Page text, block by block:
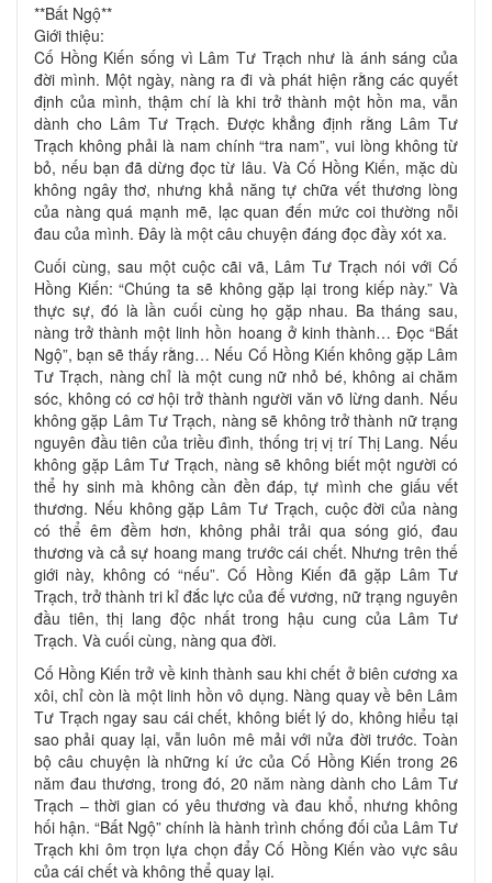
**Bất Ngộ**
Giới thiệu:
Cố Hồng Kiến sống vì Lâm Tư Trạch như là ánh sáng của
đời mình. Một ngày, nàng ra đi và phát hiện rằng các quyết
định của mình, thậm chí là khi trở thành một hồn ma, vẫn
dành cho Lâm Tư Trạch. Được khẳng định rằng Lâm Tư
Trạch không phải là nam chính “tra nam”, vui lòng không từ
bỏ, nếu bạn đã dừng đọc từ lâu. Và Cố Hồng Kiến, mặc dù
không ngây thơ, nhưng khả năng tự chữa vết thương lòng
của nàng quá mạnh mẽ, lạc quan đến mức coi thường nỗi
đau của mình. Đây là một câu chuyện đáng đọc đầy xót xa.
Cuối cùng, sau một cuộc cãi vã, Lâm Tư Trạch nói với Cố
Hồng Kiến: “Chúng ta sẽ không gặp lại trong kiếp này.” Và
thực sự, đó là lần cuối cùng họ gặp nhau. Ba tháng sau,
nàng trở thành một linh hồn hoang ở kinh thành… Đọc “Bất
Ngộ”, bạn sẽ thấy rằng… Nếu Cố Hồng Kiến không gặp Lâm
Tư Trạch, nàng chỉ là một cung nữ nhỏ bé, không ai chăm
sóc, không có cơ hội trở thành người văn võ lừng danh. Nếu
không gặp Lâm Tư Trạch, nàng sẽ không trở thành nữ trạng
nguyên đầu tiên của triều đình, thống trị vị trí Thị Lang. Nếu
không gặp Lâm Tư Trạch, nàng sẽ không biết một người có
thể hy sinh mà không cần đền đáp, tự mình che giấu vết
thương. Nếu không gặp Lâm Tư Trạch, cuộc đời của nàng
có thể êm đềm hơn, không phải trải qua sóng gió, đau
thương và cả sự hoang mang trước cái chết. Nhưng trên thế
giới này, không có “nếu”. Cố Hồng Kiến đã gặp Lâm Tư
Trạch, trở thành tri kỉ đắc lực của đế vương, nữ trạng nguyên
đầu tiên, thị lang độc nhất trong hậu cung của Lâm Tư
Trạch. Và cuối cùng, nàng qua đời.
Cố Hồng Kiến trở về kinh thành sau khi chết ở biên cương xa
xôi, chỉ còn là một linh hồn vô dụng. Nàng quay về bên Lâm
Tư Trạch ngay sau cái chết, không biết lý do, không hiểu tại
sao phải quay lại, vẫn luôn mê mải với nửa đời trước. Toàn
bộ câu chuyện là những kí ức của Cố Hồng Kiến trong 26
năm đau thương, trong đó, 20 năm nàng dành cho Lâm Tư
Trạch – thời gian có yêu thương và đau khổ, nhưng không
hối hận. “Bất Ngộ” chính là hành trình chống đối của Lâm Tư
Trạch khi ôm trọn lựa chọn đẩy Cố Hồng Kiến vào vực sâu
của cái chết và không thể quay lại.